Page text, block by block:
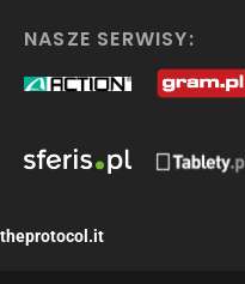
NASZE SERWISY:
theprotocol.it